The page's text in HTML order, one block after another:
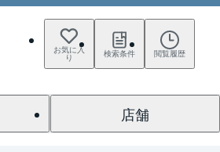
お気に入
り 検索条件 閲覧履歴
店舗